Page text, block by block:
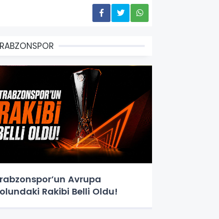
Avrupa
Rakibi Belli Oldu!